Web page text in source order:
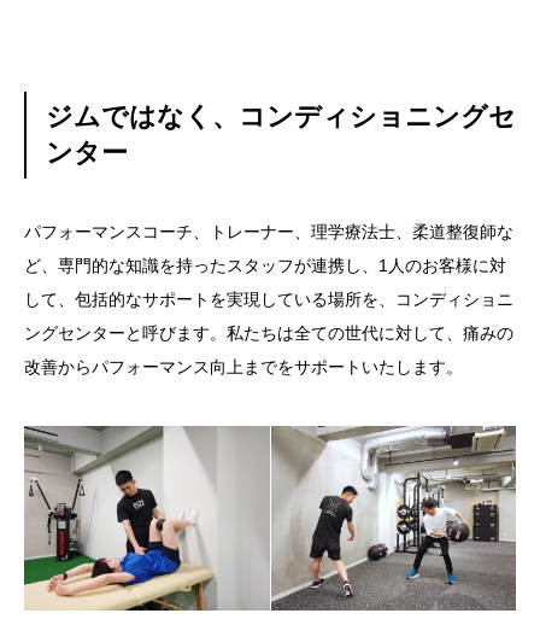
ジムではなく、コンディショニングセ
ンター
パフォーマンスコーチ、トレーナー、理学療法士、柔道整復師な
ど、専門的な知識を持ったスタッフが連携し、1人のお客様に対
して、包括的なサポートを実現している場所を、コンディショニ
ングセンターと呼びます。私たちは全ての世代に対して、痛みの
改善からパフォーマンス向上までをサポートいたします。